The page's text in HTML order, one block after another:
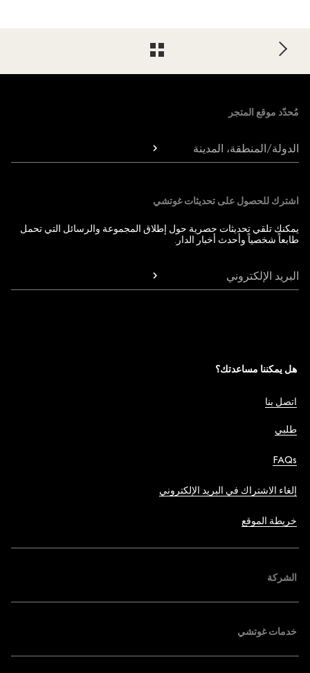
Footer
مُحدّد موقع المتجر
الدولة/المنطقة، المدينة
اشترك للحصول على تحديثات غوتشي
يمكنك تلقي تحديثات حصرية حول إطلاق المجموعة والرسائل التي تحمل
طابعاً شخصياً وأحدث أخبار الدار.
البريد الإلكتروني
هل يمكننا مساعدتك؟
اتصل بنا
طلبي
FAQs
إلغاء الاشتراك في البريد الإلكتروني
خريطة الموقع
الشركة
خدمات غوتشي